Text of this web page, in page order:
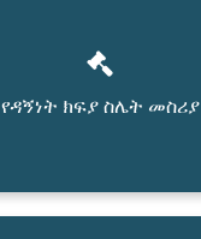
የዳኝነት ክፍያ ስሌት መስሪያ